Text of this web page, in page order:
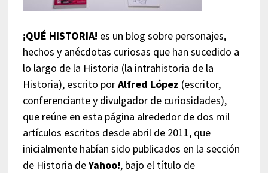
¡QUÉ HISTORIA! es un blog sobre personajes,
hechos y anécdotas curiosas que han sucedido a
lo largo de la Historia (la intrahistoria de la
Historia), escrito porAlfred López (escritor,
conferenciante y divulgador de curiosidades),
que reúne en esta página alrededor de dos mil
artículos escritos desde abril de 2011, que
inicialmente habían sido publicados en la sección
de Historia deYahoo!, bajo el título de